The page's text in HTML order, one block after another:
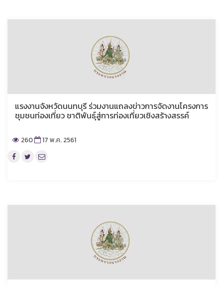
แรงงานจังหวัดนนทบุรี ร่วมงานแถลงข่าวการจัดงานโครงการ
ชุมชนท่องเที่ยว ชาติพันธุ์สู่การท่องเที่ยวเชิงสร้างสรรค์
260 17 พ.ค. 2561